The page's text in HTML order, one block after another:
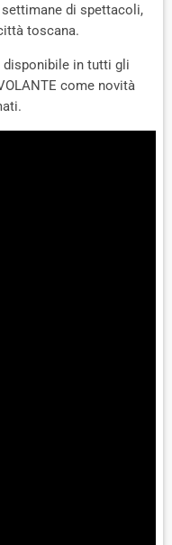
di spettacoli,
toscana.
disponibile in tutti gli
come novità